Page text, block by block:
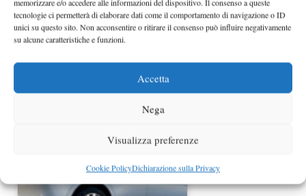
memorizzare e/o accedere alle informazioni del dispositivo. Il consenso a queste
tecnologie ci permetterà di elaborare dati come il comportamento di navigazione o ID
unici su questo sito. Non acconsentire o ritirare il consenso può influire negativamente
su alcune caratteristiche e funzioni.
Accetta
Nega
Visualizza preferenze
Cookie PolicyDichiarazione sulla Privacy
Infiniti Etherea in arrivo nel 2015